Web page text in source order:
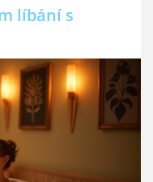
líbání s